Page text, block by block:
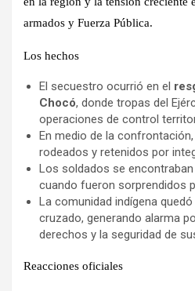
armados y Fuerza Pública.
Los hechos
El secuestro ocurrió en el
Chocó, donde tropas del
operaciones de control
En medio de la
rodeados y retenidos por
Los soldados se
cuando fueron sorprendidos
La comunidad indígena
cruzado, generando alarma
derechos y la seguridad de
Reacciones oficiales